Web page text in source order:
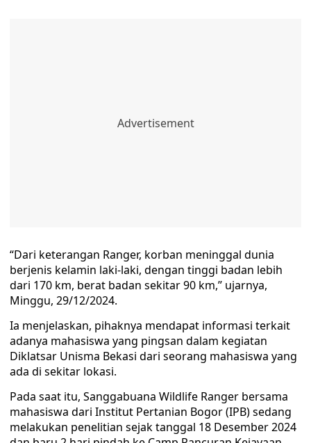
“Dari keterangan Ranger, korban meninggal dunia
berjenis kelamin laki-laki, dengan tinggi badan lebih
dari 170 km, berat badan sekitar 90 km,” ujarnya,
Minggu, 29/12/2024.
Ia menjelaskan, pihaknya mendapat informasi terkait
adanya mahasiswa yang pingsan dalam kegiatan
Diklatsar Unisma Bekasi dari seorang mahasiswa yang
ada di sekitar lokasi.
Pada saat itu, Sanggabuana Wildlife Ranger bersama
mahasiswa dari Institut Pertanian Bogor (IPB) sedang
melakukan penelitian sejak tanggal 18 Desember 2024